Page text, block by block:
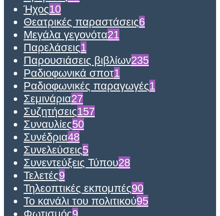
Ήχος10
Θεατρικές παραστάσεις6
Μεγάλα γεγονότα21
Παρελάσεις1
Παρουσιάσεις βιβλίων235
Ραδιοφωνικά σποτ1
Ραδιοφωνικές παραγωγές1
Σεμινάρια27
Συζητήσεις157
Συναυλίες50
Συνέδρια48
Συνελεύσεις5
Συνεντεύξεις Τύπου28
Τελετές9
Τηλεοπτικές εκπομπές90
Το κανάλι του πολιτικού95